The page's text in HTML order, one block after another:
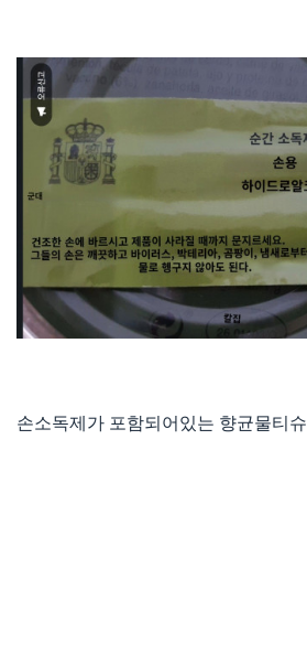
손소독제가 포함되어있는 향균물티슈